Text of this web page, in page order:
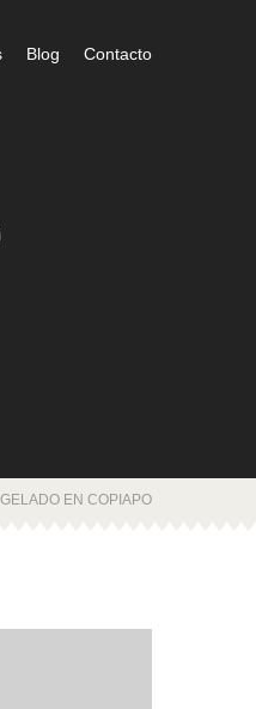
Blog Contacto
EN COPIAPO